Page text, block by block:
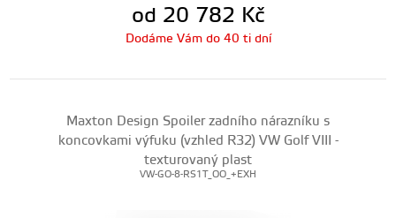
od 20 782 Kč
Dodáme Vám do 40 ti dní
Maxton Design Spoiler zadního nárazníku s
koncovkami výfuku (vzhled R32) VW Golf VIII -
texturovaný plast
VW-GO-8-RS1T_OO_+EXH